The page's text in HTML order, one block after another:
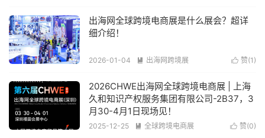
出海网全球跨境电商展是什么展会？超详
细介绍！
 赞(1 )
2026-01-04  出海网跨境展
2026CHWE出海网全球跨境电商展 | 上海
久和知识产权服务集团有限公司-2B37，3
月30-4月1日现场见！
 赞(0)
2025-12-25  全球跨境电商展